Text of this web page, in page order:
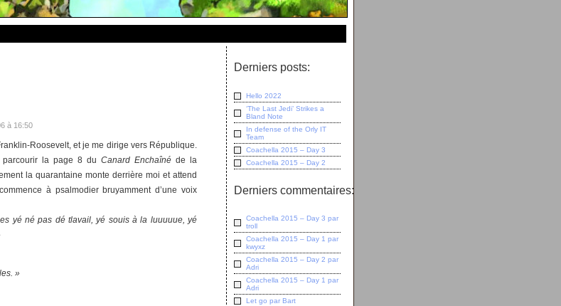
à 16:50
Roosevelt, et je me dirige vers République.
la page 8 du Canard Enchaîné de la
la quarantaine monte derrière moi et attend
à psalmodier bruyamment d’une voix
yé né pas dé tlavail, yé souis à la luuuuue, yé
»
Derniers posts:
Hello 2022
‘The Last Jedi’ Strikes a
Bland Note
In defense of the Orly IT
Team
Coachella 2015 – Day 3
Coachella 2015 – Day 2
Derniers commentaires:
Coachella 2015 – Day 3 par
troll
Coachella 2015 – Day 1 par
kwyxz
Coachella 2015 – Day 2 par
Adri
Coachella 2015 – Day 1 par
Adri
Let go par Bart